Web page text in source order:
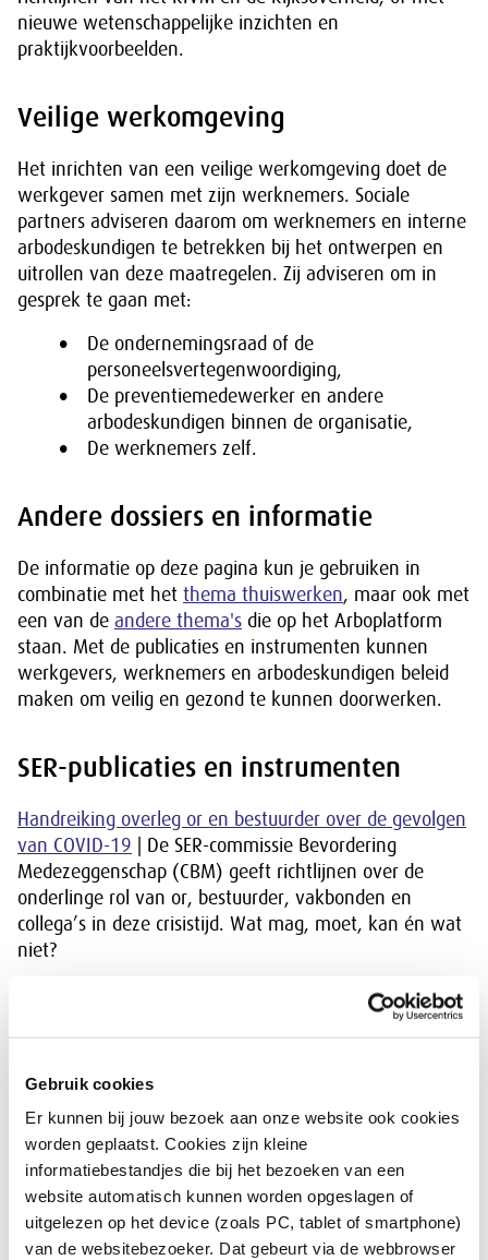
Gebruik cookies
Er kunnen bij jouw bezoek aan onze website ook cookies
worden geplaatst. Cookies zijn kleine
informatiebestandjes die bij het bezoeken van een
website automatisch kunnen worden opgeslagen of
uitgelezen op het device (zoals PC, tablet of smartphone)
van de websitebezoeker. Dat gebeurt via de webbrowser
nieuwe wetenschappelijke inzichten en
praktijkvoorbeelden.
Veilige werkomgeving
Het inrichten van een veilige werkomgeving doet de
werkgever samen met zijn werknemers. Sociale
partners adviseren daarom om werknemers en interne
arbodeskundigen te betrekken bij het ontwerpen en
uitrollen van deze maatregelen. Zij adviseren om in
gesprek te gaan met:
De ondernemingsraad of de
personeelsvertegenwoordiging,
De preventiemedewerker en andere
arbodeskundigen binnen de organisatie,
De werknemers zelf.
Andere dossiers en informatie
De informatie op deze pagina kun je gebruiken in
combinatie met het thema thuiswerken, maar ook met
een van de andere thema's die op het Arboplatform
staan. Met de publicaties en instrumenten kunnen
werkgevers, werknemers en arbodeskundigen beleid
maken om veilig en gezond te kunnen doorwerken.
SER-publicaties en instrumenten
Handreiking overleg or en bestuurder over de gevolgen
van COVID-19 | De SER-commissie Bevordering
Medezeggenschap (CBM) geeft richtlijnen over de
onderlinge rol van or, bestuurder, vakbonden en
collega’s in deze crisistijd. Wat mag, moet, kan én wat
niet?
| Advies van de Denktank
Coronacrisis over mobiliteit na de coronacrisis zoals het
van arbeidstijden.
Perspectief op herstel |
Advies van de Denktank
Coronacrisis over de noodzaak van een goed
herstelbeleid en de zorg dat de zwaarst getroffen
groepen de crisis zo goed mogelijk doorkomen.
Thuiswerken in de coronacrisis
| Rapport naar